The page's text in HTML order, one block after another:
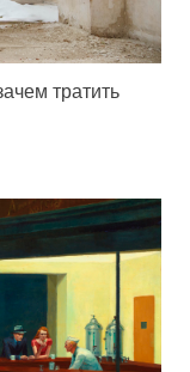
тратить